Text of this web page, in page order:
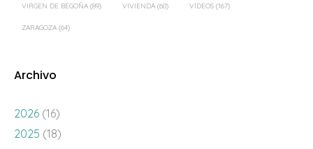
VIRGEN DE BEGOÑA (89) VIVIENDA (60) VÍDEOS (167)
ZARAGOZA (64)
Archivo
2026 (16)
2025 (18)